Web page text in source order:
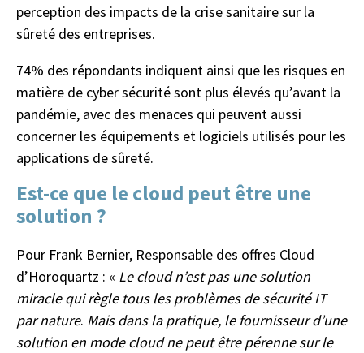
perception des impacts de la crise sanitaire sur la
sûreté des entreprises.
74% des répondants indiquent ainsi que les risques en
matière de cyber sécurité sont plus élevés qu’avant la
pandémie, avec des menaces qui peuvent aussi
concerner les équipements et logiciels utilisés pour les
applications de sûreté.
Est-ce que le cloud peut être une
solution ?
Pour Frank Bernier, Responsable des offres Cloud
d’Horoquartz : « Le cloud n’est pas une solution
miracle qui règle tous les problèmes de sécurité IT
par nature. Mais dans la pratique, le fournisseur d’une
solution en mode cloud ne peut être pérenne sur le